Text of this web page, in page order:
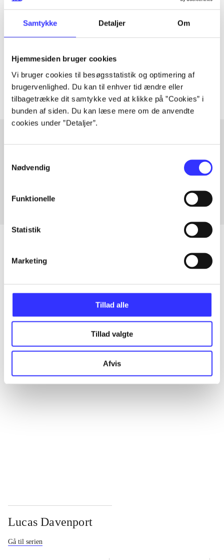
Samtykke Detaljer Om
Hjemmesiden bruger cookies
Vi bruger cookies til besøgsstatistik og optimering af
brugervenlighed. Du kan til enhver tid ændre eller
tilbagetrække dit samtykke ved at klikke på ”Cookies” i
bunden af siden. Du kan læse mere om de anvendte
cookies under ”Detaljer”.
Nødvendig
Funktionelle
Statistik
Marketing
Tillad alle
Tillad valgte
Afvis
Tidsskrift
Artiklerne i handler ofte om
Fra
...
...
Lucas Davenport
Gå til serien